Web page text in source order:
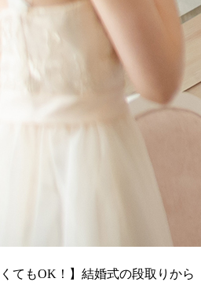
てもOK！】結婚式の段取りから